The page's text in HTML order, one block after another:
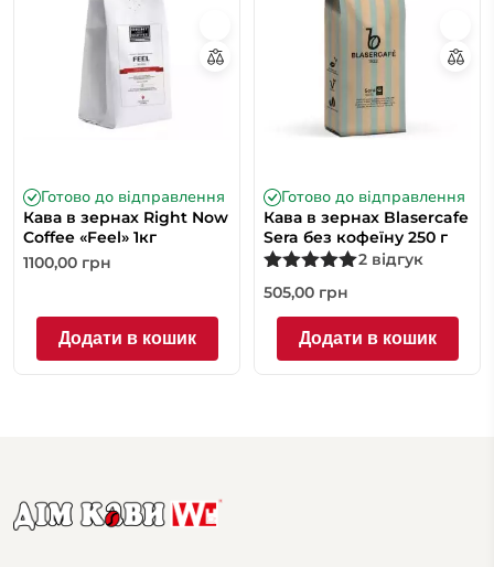
Готово до відправлення
Кава в зернах Right Now
Coffee «Feel» 1кг
1100,00 грн
Додати в кошик
Готово до відправлення
Кава в зернах Blasercafe
Sera без кофеїну 250 г
Оцінено в
5.00з 5
2 відгук
505,00 грн
Додати в кошик